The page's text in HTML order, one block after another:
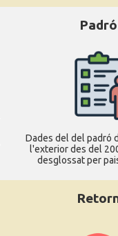
Padró
Dades del del padró
l'exterior des del
desglossat per